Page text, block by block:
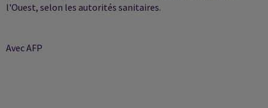
l'Ouest, selon les autorités sanitaires.
Avec AFP